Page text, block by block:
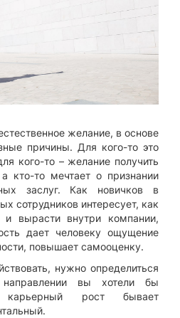
желание, в основе
причины. Для кого-то это
кого-то – желание получить
кто-то мечтает о признании
заслуг. Как новичков в
сотрудников интересует, как
и вырасти внутри компании,
дает человеку ощущение
повышает самооценку.
нужно определиться
вы хотели бы
карьерный рост бывает